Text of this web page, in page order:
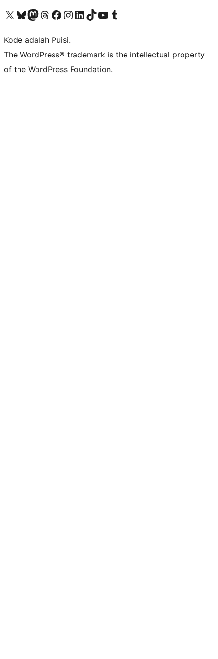
Kunjungi akun X (sebelumnya Twitter) kamiVisit our Bluesky account
Kunjungi akun Mastodon kami
Visit our Threads account
Kunjungi halaman Facebook kamiKunjungi akun Instagram kamiKunjungi akun LinkedIn kami
Visit our TikTok account
Kunjungi channel YouTube kamiVisit our Tumblr account
Kode adalah Puisi.
The WordPress® trademark is the intellectual property
of the WordPress Foundation.